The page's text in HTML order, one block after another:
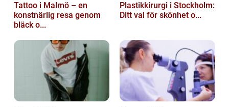
Tattoo i Malmö – en
konstnärlig resa genom
bläck o...
Plastikkirurgi i Stockholm:
Ditt val för skönhet o...